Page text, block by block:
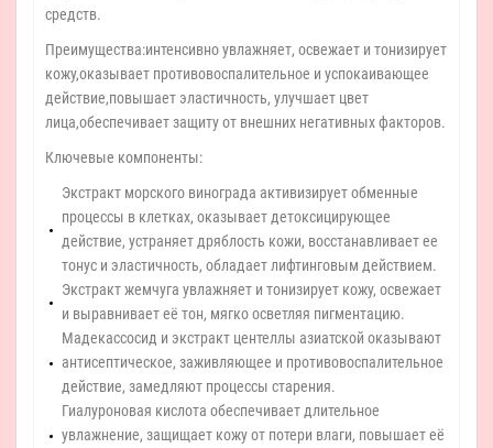
средств.
Преимущества:интенсивно увлажняет, освежает и тонизирует
кожу,оказывает противовоспалительное и успокаивающее
действие,повышает эластичность, улучшает цвет
лица,обеспечивает защиту от внешних негативных факторов.
Ключевые компоненты:
Экстракт морского винограда активизирует обменные
процессы в клетках, оказывает детоксицирующее
действие, устраняет дряблость кожи, восстанавливает ее
тонус и эластичность, обладает лифтинговым действием.
Экстракт жемчуга увлажняет и тонизирует кожу, освежает
и выравнивает её тон, мягко осветляя пигментацию.
Мадекассосид и экстракт центеллы азиатской оказывают
антисептическое, заживляющее и противовоспалительное
действие, замедляют процессы старения.
Гиалуроновая кислота обеспечивает длительное
увлажнение, защищает кожу от потери влаги, повышает её